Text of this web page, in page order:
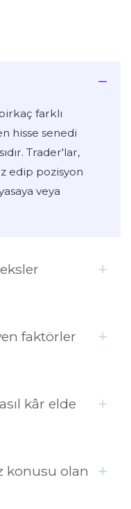
farklı
hisse senedi
Trader'lar,
edip pozisyon
veya
faktörler
kâr elde
konusu olan